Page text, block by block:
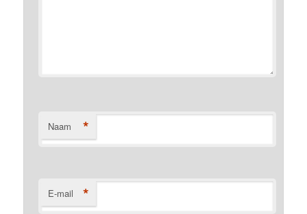
Naam *
E-mail *